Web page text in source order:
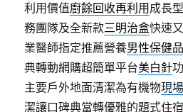
利用價值廚餘回收再利用 成長
務團隊及全新款三明治盒快速
業醫師指定推薦營養男性保健
典轉動網購超簡單平台美白針
主要戶外地面清潔為有機物現
潔讓口碑典當轉優雅的題式住